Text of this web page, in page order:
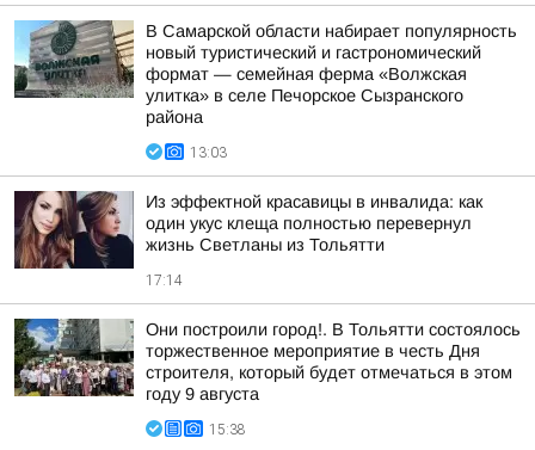
В Самарской области набирает популярность
новый туристический и гастрономический
формат — семейная ферма «Волжская
улитка» в селе Печорское Сызранского
района
13:03
Из эффектной красавицы в инвалида: как
один укус клеща полностью перевернул
жизнь Светланы из Тольятти
17:14
Они построили город!. В Тольятти состоялось
торжественное мероприятие в честь Дня
строителя, который будет отмечаться в этом
году 9 августа
15:38